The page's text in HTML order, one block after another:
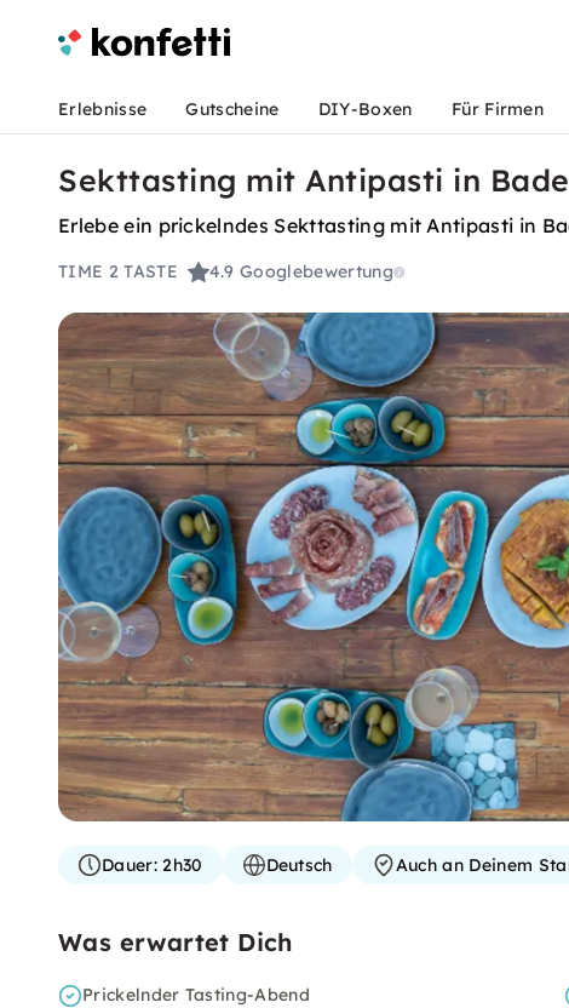
Erlebnisse Gutscheine DIY-Boxen Für Firmen
Sekttasting mit Antipasti in
Erlebe ein prickelndes Sekttasting mit Antipasti in
TIME 2 TASTE 4.9Googlebewertung
Dauer:2h30 Deutsch Auch an Deinem
Was erwartet Dich
Prickelnder Tasting-Abend